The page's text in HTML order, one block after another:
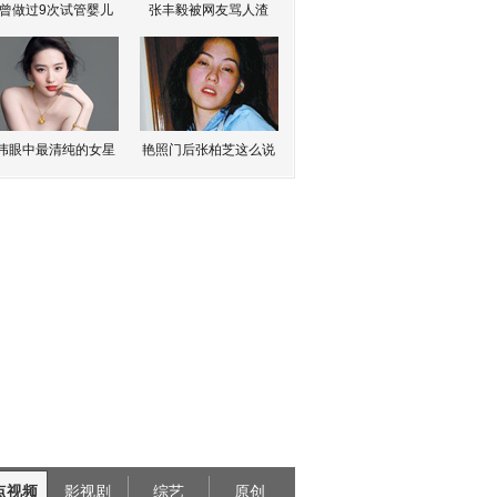
做过9次试管婴儿 张丰毅被网友骂人渣
眼中最清纯的女星 艳照门后张柏芝这么说
视频 影视剧 综艺 原创